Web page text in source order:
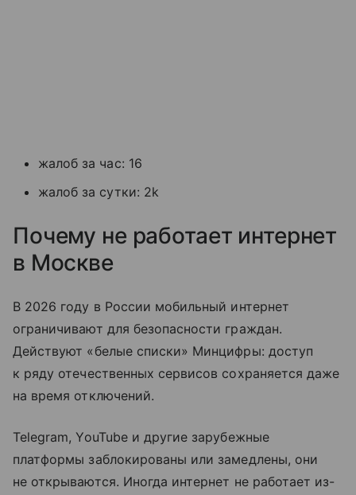
жалоб за час: 16
жалоб за сутки: 2k
Почему не работает интернет
в Москве
В 2026 году в России мобильный интернет
ограничивают для безопасности граждан.
Действуют «белые списки» Минцифры: доступ
к ряду отечественных сервисов сохраняется даже
на время отключений.
Telegram, YouTube и другие зарубежные
платформы заблокированы или замедлены, они
не открываются. Иногда интернет не работает из-